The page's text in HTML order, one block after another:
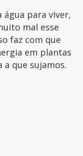
água para viver,
mal esse
faz com que
em plantas
que sujamos.